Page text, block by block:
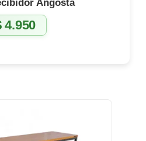
Angosta
4.950